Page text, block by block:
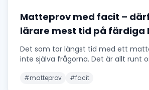
Matteprov med facit –
lärare mest tid på färdiga
Det som tar längst tid med ett
#matteprov #facit